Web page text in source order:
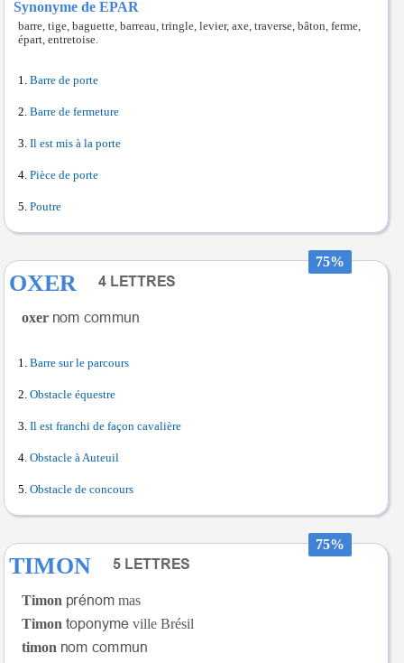
Synonyme de EPAR
barre, tige, baguette, barreau, tringle, levier, axe, traverse, bâton, ferme,
épart, entretoise.
Barre de porte
Barre de fermeture
Il est mis à la porte
Pièce de porte
Poutre
75%
OXER
oxer
Barre sur le parcours
Obstacle équestre
Il est franchi de façon cavalière
Obstacle à Auteuil
Obstacle de concours
75%
TIMON
Timon
mas
Timon
ville Brésil
timon